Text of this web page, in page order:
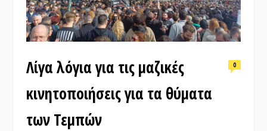
Λίγα λόγια για τις μαζικές
κινητοποιήσεις για τα θύματα
των Τεμπών
0